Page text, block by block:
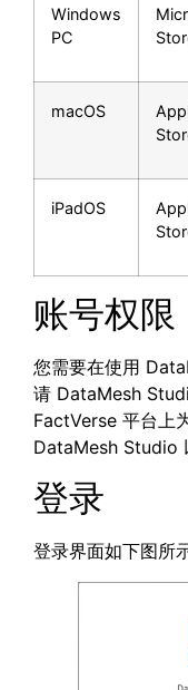
Windows
PC
macOS
iPadOS
账号权限
您需要在使用
请 DataMesh
FactVerse 平台上
DataMesh Studio
登录
登录界面如下图所